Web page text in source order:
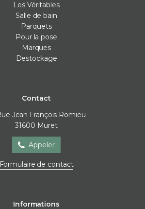
Les Véritables
Salle de bain
Parquets
Pour la pose
Marques
Destockage
Contact
Jean François Romieu
31600 Muret
Appeler
Formulaire de contact
Informations